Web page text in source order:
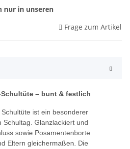
nur in unseren
Frage zum Artikel
Schultüte – bunt & festlich
ist ein besonderer
Schultag. Glanzlackiert und
sowie Posamentenborte
Eltern gleichermaßen. Die